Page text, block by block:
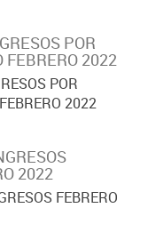
POR
FEBRERO 2022
POR
2022
2022
FEBRERO